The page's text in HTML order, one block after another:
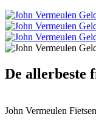
De allerbeste
John Vermeulen